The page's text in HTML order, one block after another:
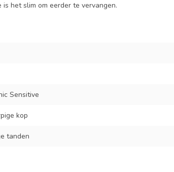
het slim om eerder te vervangen.
Sensitive
kop
tanden